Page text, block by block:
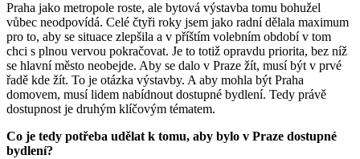
Praha jako metropole roste, ale bytová výstavba tomu bohužel
vůbec neodpovídá. Celé čtyři roky jsem jako radní dělala maximum
pro to, aby se situace zlepšila a v příštím volebním období v tom
chci s plnou vervou pokračovat. Je to totiž opravdu priorita, bez níž
se hlavní město neobejde. Aby se dalo v Praze žít, musí být v prvé
řadě kde žít. To je otázka výstavby. A aby mohla být Praha
domovem, musí lidem nabídnout dostupné bydlení. Tedy právě
dostupnost je druhým klíčovým tématem.
Co je tedy potřeba udělat k tomu, aby bylo v Praze dostupné
bydlení?